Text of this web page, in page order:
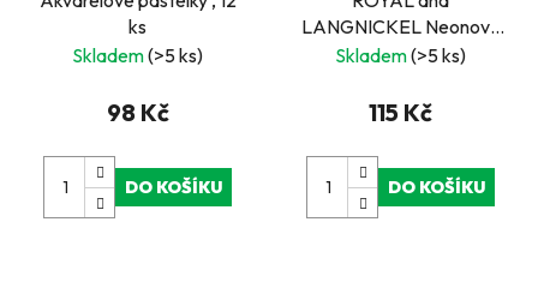
ks
Skladem(>5 ks)
98 Kč
DO KOŠÍKU
LANGNICKEL Neonové
pastelky, 12 ks
Skladem(>5 ks)
115 Kč
DO KOŠÍKU